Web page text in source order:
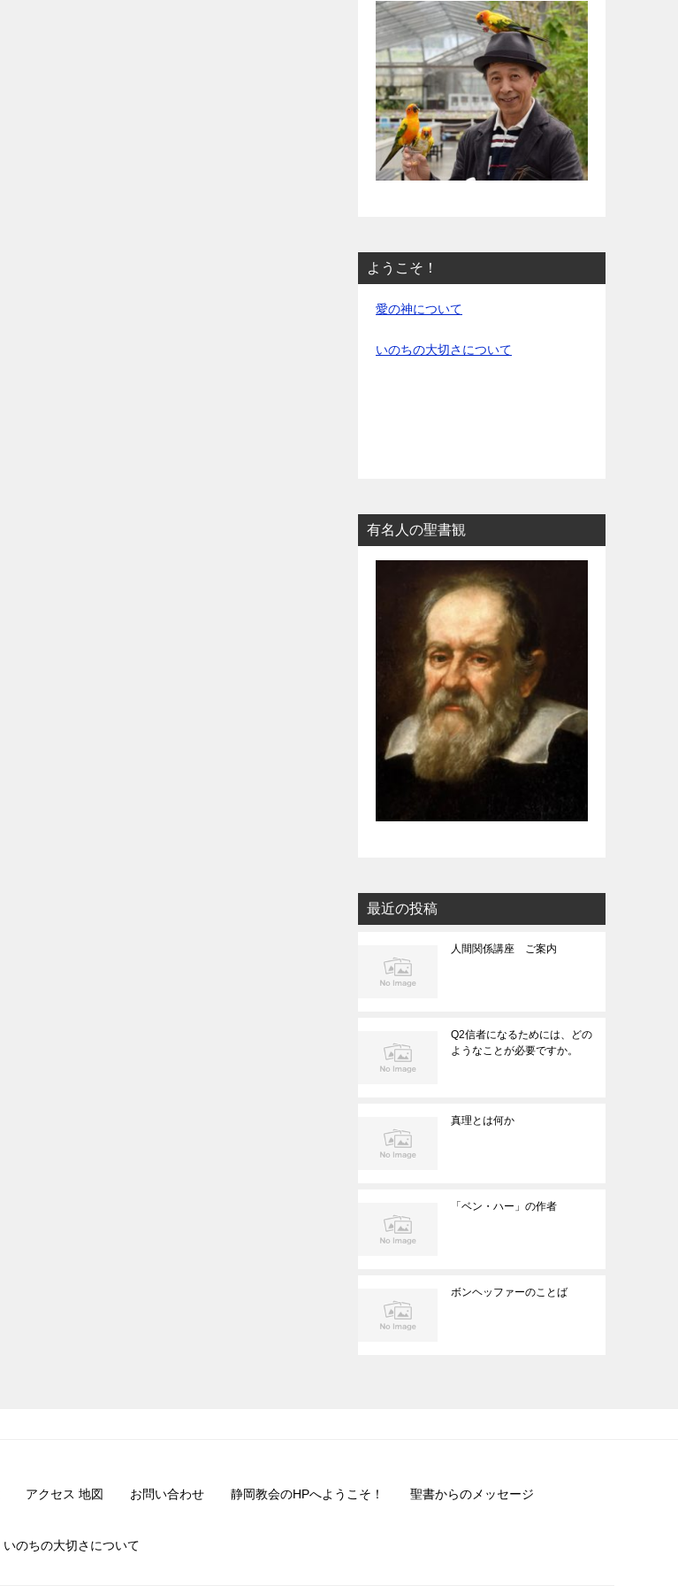
ようこそ！
愛の神について
いのちの大切さについて
有名人の聖書観
最近の投稿
人間関係講座 ご案内
Q2信者になるためには、どの
ようなことが必要ですか。
真理とは何か
「ベン・ハー」の作者
ボンヘッファーのことば
アクセス 地図 お問い合わせ 静岡教会のHPへようこそ！ 聖書からのメッセージ
いのちの大切さについて